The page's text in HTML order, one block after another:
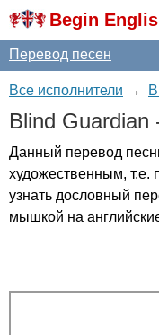
Begin
Перевод песен
Все исполнители →
Blind Guardian
Данный перевод
художественным,
узнать дословный
мышкой на